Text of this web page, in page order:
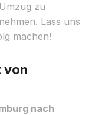
zu
Lass uns
machen!
von
nach